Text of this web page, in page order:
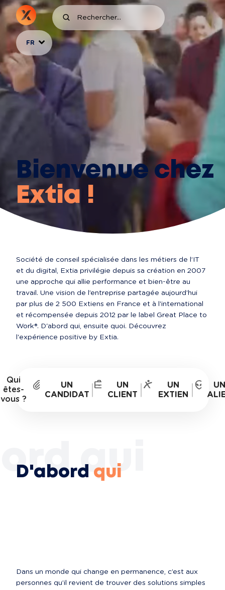
FR
Bienvenue chez
Extia !
Société de conseil spécialisée dans les métiers de l’IT
et du digital, Extia privilégie depuis sa création en 2007
une approche qui allie performance et bien-être au
travail. Une vision de l’entreprise partagée aujourd’hui
par plus de 2 500 Extiens en France et à l'international
et récompensée depuis 2012 par le label Great Place to
Work®. D'abord qui, ensuite quoi. Découvrez
Qui
êtes-
vous ?
UN
CANDIDAT
UN
CLIENT
UN
EXTIEN
qui
D'abord qui
Dans un monde qui change en permanence, c’est aux
personnes qu’il revient de trouver des solutions simples